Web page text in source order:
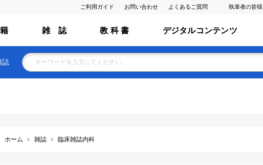
ご利用ガイド お問い合わせ よくあるご質問 執筆者の皆様
雑 誌 教 科 書 デジタルコンテンツ
誌
ホーム 雑誌 臨床雑誌内科